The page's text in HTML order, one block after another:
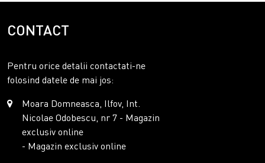
CONTACT
Pentru orice detalii contactati-ne
folosind datele de mai jos:
Moara Domneasca, Ilfov, Int.
Nicolae Odobescu, nr 7 - Magazin
exclusiv online
- Magazin exclusiv online